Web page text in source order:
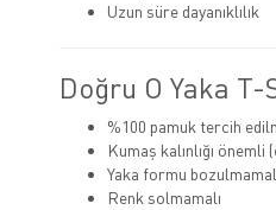
Uzun süre dayanıklılık
Doğru O Yaka
%100 pamuk tercih
Kumaş kalınlığı önemli
Yaka formu
Renk solmamalı